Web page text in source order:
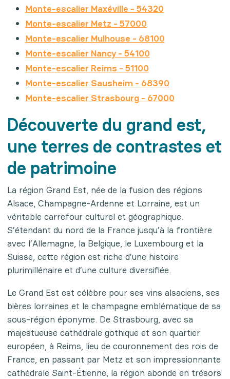
Monte-escalier Maxéville - 54320
Monte-escalier Metz - 57000
Monte-escalier Mulhouse - 68100
Monte-escalier Nancy - 54100
Monte-escalier Reims - 51100
Monte-escalier Sausheim - 68390
Monte-escalier Strasbourg - 67000
Découverte du grand est,
une terres de contrastes et
de patrimoine
La région Grand Est, née de la fusion des régions
Alsace, Champagne-Ardenne et Lorraine, est un
véritable carrefour culturel et géographique.
S’étendant du nord de la France jusqu’à la frontière
avec l’Allemagne, la Belgique, le Luxembourg et la
Suisse, cette région est riche d’une histoire
plurimillénaire et d’une culture diversifiée.
Le Grand Est est célèbre pour ses vins alsaciens, ses
bières lorraines et le champagne emblématique de sa
sous-région éponyme. De Strasbourg, avec sa
majestueuse cathédrale gothique et son quartier
européen, à Reims, lieu de couronnement des rois de
France, en passant par Metz et son impressionnante
cathédrale Saint-Étienne, la région abonde en trésors